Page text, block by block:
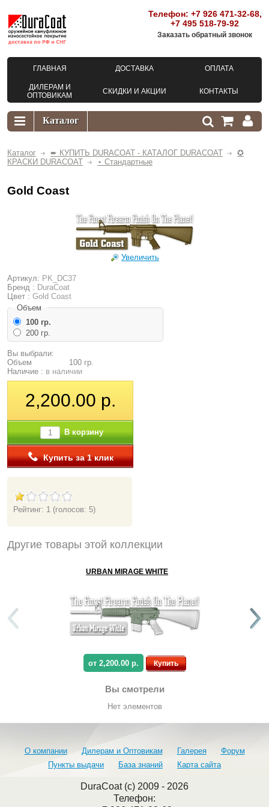
Телефон: +7 926 471-32-68,
+7 495 518-79-92
Заказать обратный звонок
ГЛАВНАЯ ДОСТАВКА ОПЛАТА
ДИЛЕРАМ И
ОПТОВИКАМ
СКИДКИ И АКЦИИ КОНТАКТЫ
Каталог ➨ КУПИТЬ DURACOAT - КАТАЛОГ DURACOAT
✪
КРАСКИ DURACOAT
⋆ Стандартные
Gold Coast
Увеличить
Артикул: PK_DC37
Бренд : DuraCoat
Цвет : Gold Coast
Объем
100 гр.
200 гр.
Вы выбрали:
Объем
100 гр.
Наличие : в наличии
2,200.00 р.
В корзину
Купить за 1 клик
Рейтинг: 1 (голосов: 5)
Другие товары этой коллекции
URBAN MIRAGE WHITE
от 2,200.00 р. Купить
Вы смотрели
Нет элементов
О компании Дилерам и Оптовикам Галерея
Форум
Пункты выдачи
База знаний Карта сайта
DuraCoat (c) 2009 - 2026
Телефон: